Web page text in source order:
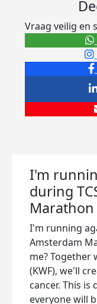
Vraag veilig en
I'm
during
Marathon
I'm running
Amsterdam
me? Together
(KWF), we'll
cancer. This is
everyone will